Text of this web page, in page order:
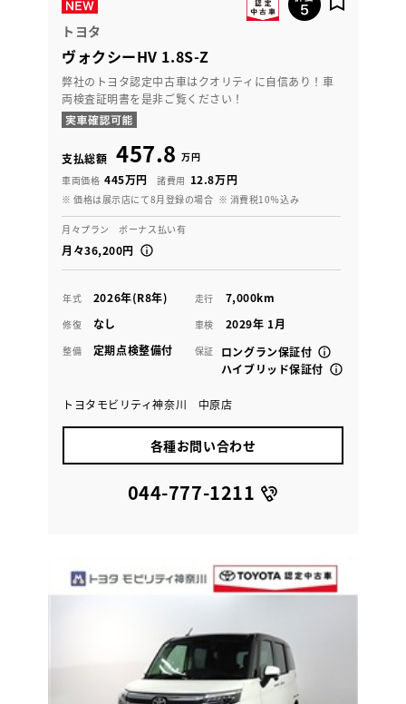
トヨタ
ヴォクシーHV 1.8S-Z
弊社のトヨタ認定中古車はクオリティに自信あり！車
両検査証明書を是非ご覧ください！
支払総額 457.8 万円
車両価格 445万円 諸費用 12.8万円
※ 価格は展示店にて8月登録の場合 ※ 消費税10％込み
月々プラン ボーナス払い有
月々36,200円
年式 2026年(R8年) 走行 7,000km
修復 なし 車検 2029年 1月
整備 定期点検整備付 保証
ロングラン保証付
ハイブリッド保証付
トヨタモビリティ神奈川 中原店
各種お問い合わせ
044-777-1211